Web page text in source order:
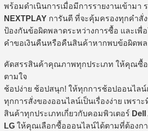
พร้อมดำเนินการเมื่อมีการรายงานเข้ามา
NEXTPLAY การันตี ที่จะคุ้มครองทุกคำสั่
ป้องกันข้อผิดพลาดระหว่างการซื้อ และเ
คำขอเงินคืนหรือคืนสินค้าหากพบข้อผิดพล
คัดสรรสินค้าคุณภาพทุกประเภท ให้คุณซื้
ตามใจ
ช้อปง่าย ช้อปสนุก! ให้ทุกการช้อปออนไลน์
ทุกการสั่งของออนไลน์เป็นเรื่องง่าย เพราะ
สินค้าทุกประเภทเกี่ยวกับคอมพิวเตอร์
LG ให้คุณเลือกซื้อออนไลน์ได้ตามที่ต้องกา